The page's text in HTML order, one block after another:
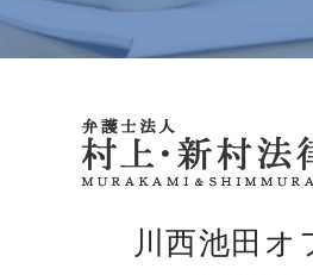
川西池田オ